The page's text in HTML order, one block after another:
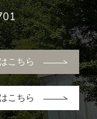
こちら
こちら